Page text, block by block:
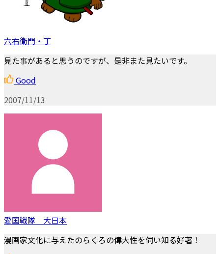
六右衛門・丁
見た事があると思うのですが、是非また見たいです。
Good
2007/11/13
愛国戦隊 大日本
漫画家文化に与えたのらくろの偉大性を伺い知る好著！